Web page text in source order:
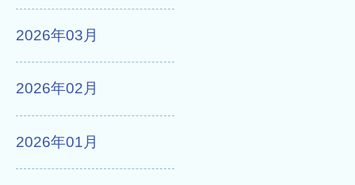
2026年03月
2026年02月
2026年01月